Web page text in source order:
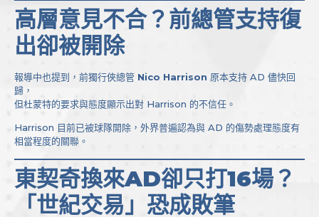
高層意見不合？前總管支持復
出卻被開除
報導中也提到，前獨行俠總管 Nico Harrison 原本支持 AD 儘快回
歸，
但杜蒙特的要求與態度顯示出對 Harrison 的不信任。
Harrison 目前已被球隊開除，外界普遍認為與 AD 的傷勢處理態度有
相當程度的關聯。
東契奇換來AD卻只打16場？
「世紀交易」恐成敗筆